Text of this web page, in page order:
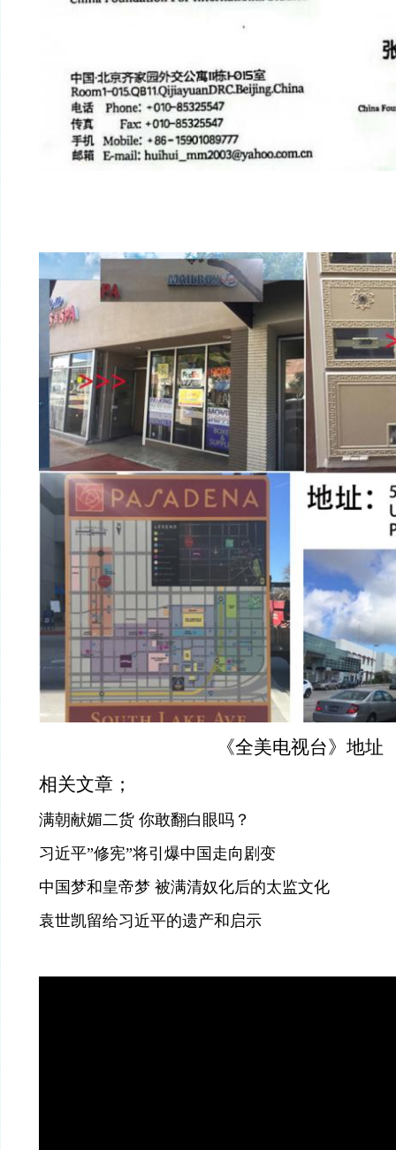
《全美电视台》地址
相关文章；
满朝献媚二货 你敢翻白眼吗？
习近平”修宪”将引爆中国走向剧变
中国梦和皇帝梦 被满清奴化后的太监文化
袁世凯留给习近平的遗产和启示